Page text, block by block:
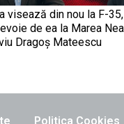
visează din nou la F-
de ea la Marea
Dragoș Mateescu
Politica Cookies